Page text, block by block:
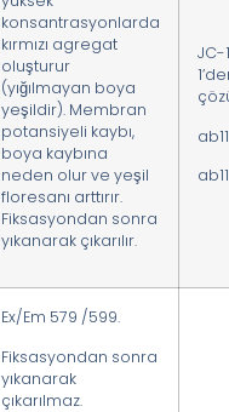
konsantrasyonlarda
kırmızı agregat
oluşturur
(yığılmayan boya
yeşildir). Membran
potansiyeli kaybı,
boya kaybına
neden olur ve yeşil
floresanı arttırır.
Fiksasyondan sonra
yıkanarak çıkarılır.
JC-
Ex/Em 579 /599.
Fiksasyondan sonra
yıkanarak
çıkarılmaz.